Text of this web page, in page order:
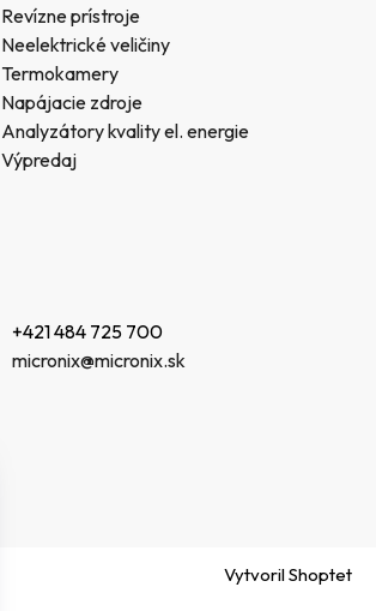
Revízne prístroje
Neelektrické veličiny
Termokamery
Napájacie zdroje
Analyzátory kvality el. energie
Výpredaj
+421 484 725 700
micronix@micronix.sk
Vytvoril Shoptet